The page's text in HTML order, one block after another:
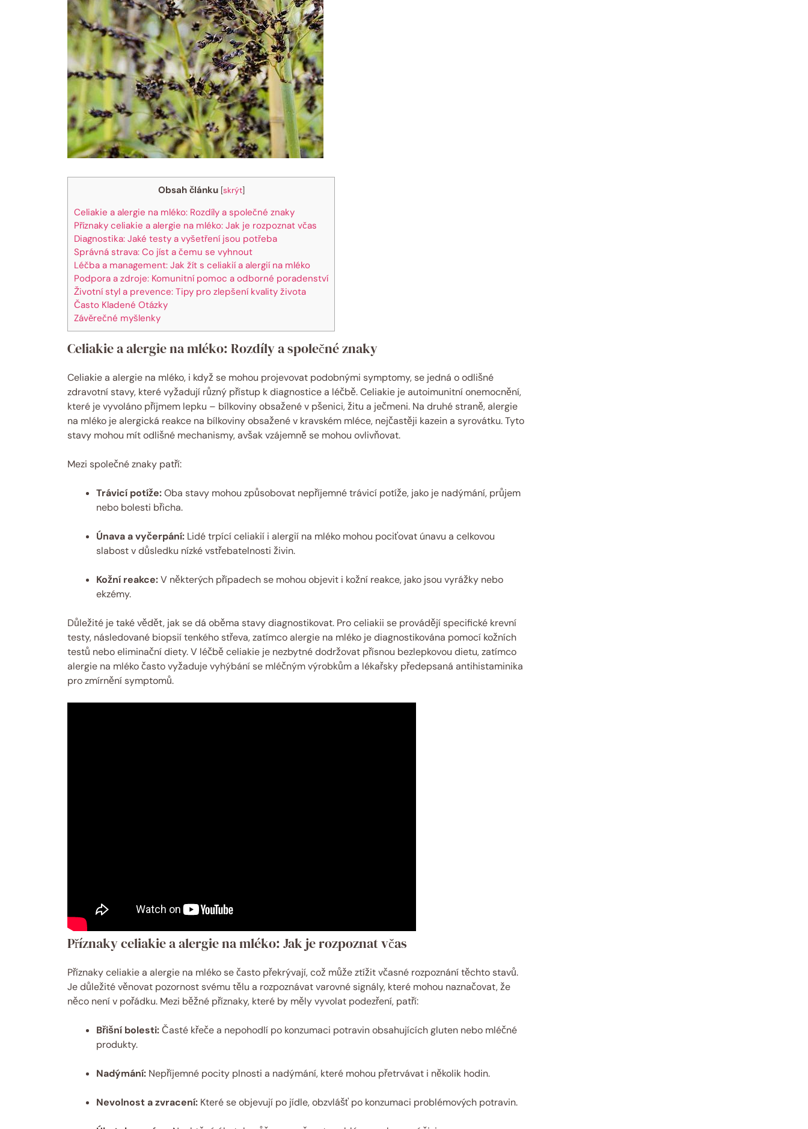
Obsah článku [skrýt]
Celiakie a alergie na mléko: Rozdíly a společné znaky
Příznaky celiakie a alergie na mléko: Jak je rozpoznat včas
Diagnostika: Jaké testy a vyšetření jsou potřeba
Správná strava: Co jíst a čemu se vyhnout
Léčba a management: Jak žít s celiakií a alergií na mléko
Podpora a zdroje: Komunitní pomoc a odborné poradenství
Životní styl a prevence: Tipy pro zlepšení kvality života
Často Kladené Otázky
Závěrečné myšlenky
Celiakie a alergie na mléko: Rozdíly a společné znaky
Celiakie a alergie na mléko, i když se mohou projevovat podobnými symptomy, se jedná o odlišné
zdravotní stavy, které vyžadují různý přístup k diagnostice a léčbě. Celiakie je autoimunitní onemocnění,
které je vyvoláno příjmem lepku – bílkoviny obsažené v pšenici, žitu a ječmeni. Na druhé straně, alergie
na mléko je alergická reakce na bílkoviny obsažené v kravském mléce, nejčastěji kazein a syrovátku. Tyto
stavy mohou mít odlišné mechanismy, avšak vzájemně se mohou ovlivňovat.
Mezi společné znaky patří:
Trávicí potíže:Oba stavy mohou způsobovat nepříjemné trávicí potíže, jako je nadýmání, průjem
nebo bolesti břicha.
Únava a vyčerpání: Lidé trpící celiakií i alergií na mléko mohou pociťovat únavu a celkovou
slabost v důsledku nízké vstřebatelnosti živin.
Kožní reakce:V některých případech se mohou objevit i kožní reakce, jako jsou vyrážky nebo
ekzémy.
Důležité je také vědět, jak se dá oběma stavy diagnostikovat. Pro celiakii se provádějí specifické krevní
testy, následované biopsií tenkého střeva, zatímco alergie na mléko je diagnostikována pomocí kožních
testů nebo eliminační diety. V léčbě celiakie je nezbytné dodržovat přísnou bezlepkovou dietu, zatímco
alergie na mléko často vyžaduje vyhýbání se mléčným výrobkům a lékařsky předepsaná antihistaminika
pro zmírnění symptomů.
Příznaky celiakie a alergie na mléko: Jak je rozpoznat včas
Příznaky celiakie a alergie na mléko se často překrývají, což může ztížit včasné rozpoznání těchto stavů.
Je důležité věnovat pozornost svému tělu a rozpoznávat varovné signály, které mohou naznačovat, že
něco není v pořádku. Mezi běžné příznaky, které by měly vyvolat podezření, patří:
Břišní bolesti:Časté křeče a nepohodlí po konzumaci potravin obsahujících gluten nebo mléčné
produkty.
Nadýmání: Nepříjemné pocity plnosti a nadýmání, které mohou přetrvávat i několik hodin.
Nevolnost a zvracení: Které se objevují po jídle, obzvlášť po konzumaci problémových potravin.